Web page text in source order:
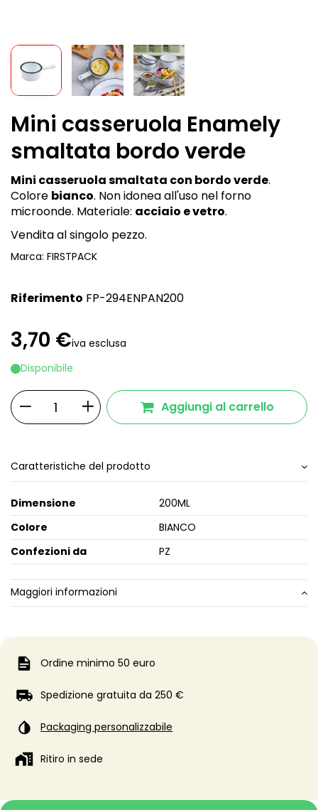
Mini casseruola Enamely
smaltata bordo verde
Mini casseruola smaltata con bordo verde.
Colore bianco. Non idonea all'uso nel forno
microonde. Materiale: acciaio e vetro.
Vendita al singolo pezzo.
Marca: FIRSTPACK
Riferimento FP-294ENPAN200
3,70 €iva esclusa
Disponibile
Aggiungi al carrello
Caratteristiche del prodotto
Dimensione
200ML
Colore
BIANCO
Confezioni da
PZ
Maggiori informazioni
Ordine minimo 50 euro
Spedizione gratuita da 250 €
Packaging personalizzabile
Ritiro in sede